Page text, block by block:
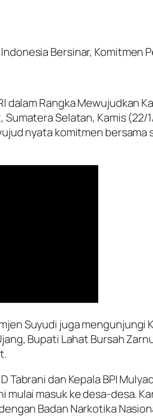
Bersinar, Komitmen
dalam Rangka Mewujudkan
Selatan, Kamis
nyata komitmen
Suyudi juga
Bupati Lahat Bursah
Tabrani dan Kepala BPI
mulai masuk ke desa-desa.
Badan Narkotika